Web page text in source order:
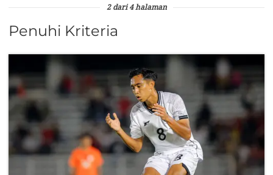
2 dari 4 halaman
Penuhi Kriteria